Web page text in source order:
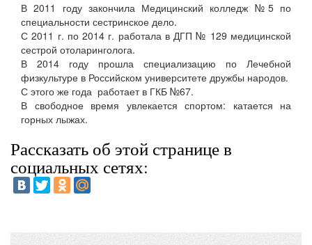
В 2011 году закончила Медицинский колледж №5 по
специальности сестринское дело.
С 2011 г. по 2014 г. работала в ДГП № 129 медицинской
сестрой отоларинголога.
В 2014 году прошла специализацию по Лечебной
физкультуре в Российском университете дружбы народов.
С этого же года работает в ГКБ №67.
В свободное время увлекается спортом: катается на
горных лыжах.
Рассказать об этой странице в
социальных сетях: